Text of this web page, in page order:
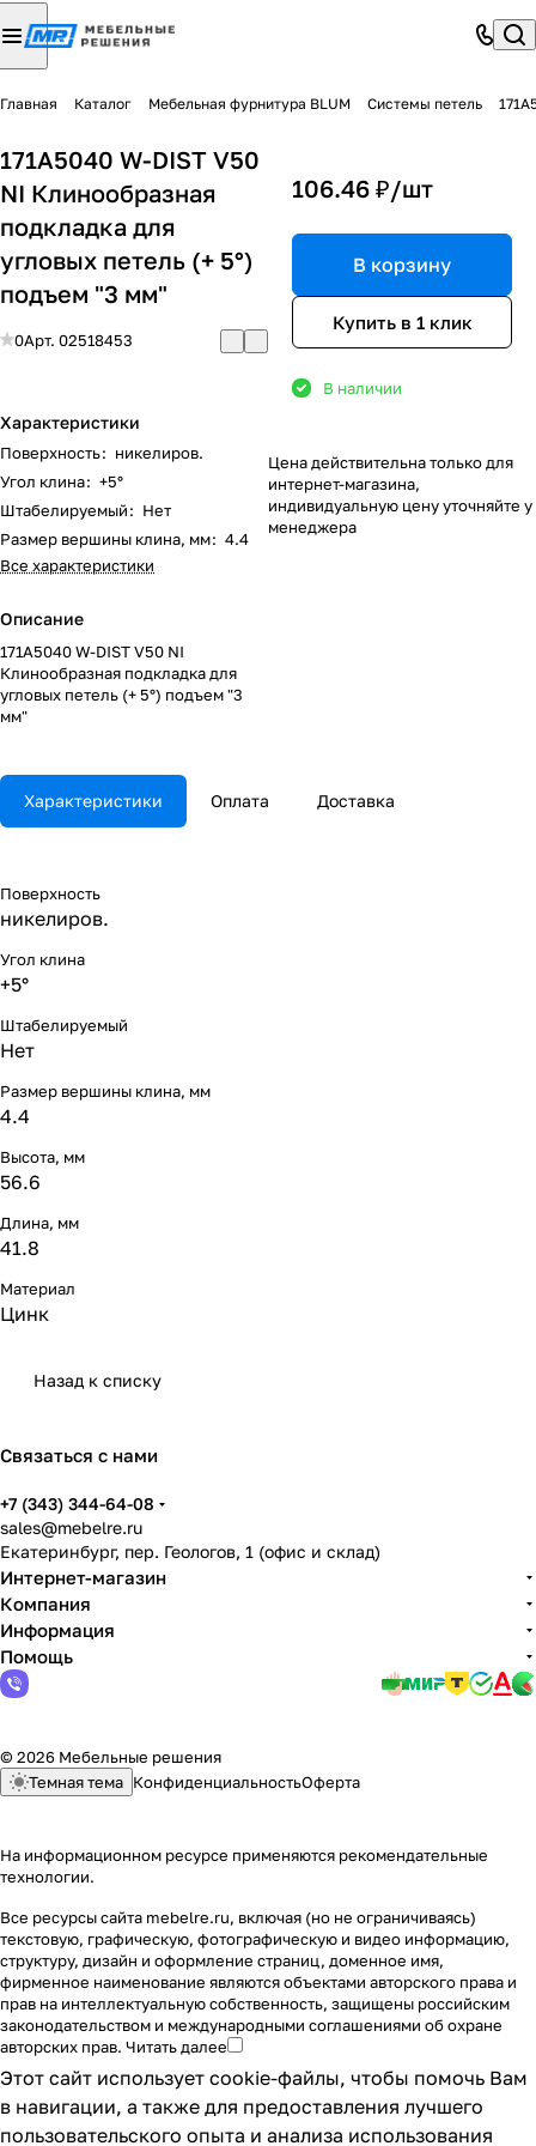
Главная Каталог Мебельная фурнитура BLUM Системы петель
171A5040 W-DIST V50
NI Клинообразная
подкладка для
угловых петель (+ 5°)
подъем "3 мм"
0Арт. 02518453
Характеристики
Поверхность: никелиров.
Угол клина: +5°
Штабелируемый: Нет
Размер вершины клина, мм: 4.4
Все характеристики
Описание
171A5040 W-DIST V50 NI
Клинообразная подкладка для
угловых петель (+ 5°) подъем "3
мм"
106.46 ₽/шт
В корзину
Купить в 1 клик
В наличии
Цена действительна только для
интернет-магазина,
индивидуальную цену уточняйте у
менеджера
Характеристики Оплата Доставка
Поверхность
никелиров.
Угол клина
+5°
Штабелируемый
Нет
Размер вершины клина, мм
4.4
Высота, мм
56.6
Длина, мм
41.8
Материал
Цинк
Назад к списку
Связаться с нами
+7 (343) 344-64-08
sales@mebelre.ru
Екатеринбург, пер. Геологов, 1 (офис и склад)
Интернет-магазин
Компания
Информация
Помощь
© 2026 Мебельные решения
Темная тема КонфиденциальностьОферта
На информационном ресурсе применяются рекомендательные
технологии.
Все ресурсы сайта mebelre.ru, включая (но не ограничиваясь)
текстовую, графическую, фотографическую и видео информацию,
структуру, дизайн и оформление страниц, доменное имя,
фирменное наименование являются объектами авторского права и
прав на интеллектуальную собственность, защищены российским
законодательством и международными соглашениями об охране
авторских прав. Читать далее
Этот сайт использует cookie-файлы, чтобы помочь Вам
в навигации, а также для предоставления лучшего
пользовательского опыта и анализа использования